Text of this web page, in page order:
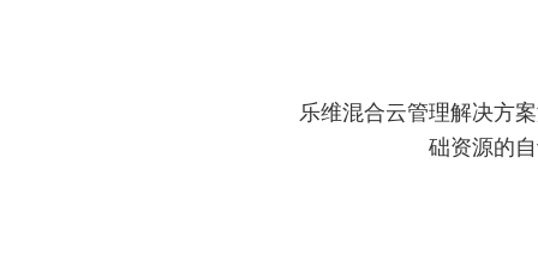
乐维混合云管理解决方
础资源的